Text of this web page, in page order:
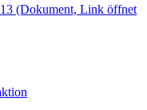
(Dokument, Link öffnet